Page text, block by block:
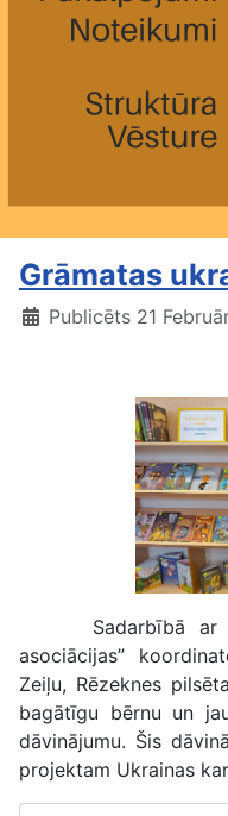
Grāmatas
Publicēts 21
Sadarbībā ar
asociācijas”
Zeiļu, Rēzeknes
bagātīgu bērnu un
dāvinājumu. Šis
projektam Ukrainas